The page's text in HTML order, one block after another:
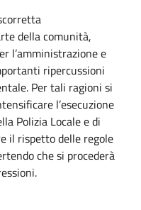
della comunità,
l’amministrazione e
ripercussioni
Per tali ragioni si
l’esecuzione
Polizia Locale e di
il rispetto delle regole
che si procederà